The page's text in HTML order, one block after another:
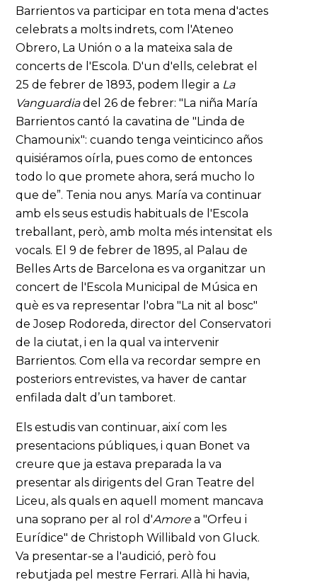
Barrientos va participar en tota mena d'actes
celebrats a molts indrets, com l'Ateneo
Obrero, La Unión o a la mateixa sala de
concerts de l'Escola. D'un d'ells, celebrat el
25 de febrer de 1893, podem llegir a La
Vanguardiadel 26 de febrer: "La niña María
Barrientos cantó la cavatina de "Linda de
Chamounix": cuando tenga veinticinco años
quisiéramos oírla, pues como de entonces
todo lo que promete ahora, será mucho lo
que de”. Tenia nou anys. María va continuar
amb els seus estudis habituals de l'Escola
treballant, però, amb molta més intensitat els
vocals. El 9 de febrer de 1895, al Palau de
Belles Arts de Barcelona es va organitzar un
concert de l'Escola Municipal de Música en
què es va representar l'obra "La nit al bosc"
de Josep Rodoreda, director del Conservatori
de la ciutat, i en la qual va intervenir
Barrientos. Com ella va recordar sempre en
posteriors entrevistes, va haver de cantar
enfilada dalt d’un tamboret.
Els estudis van continuar, així com les
presentacions públiques, i quan Bonet va
creure que ja estava preparada la va
presentar als dirigents del Gran Teatre del
Liceu, als quals en aquell moment mancava
una soprano per al rol d'Amorea "Orfeu i
Eurídice" de Christoph Willibald von Gluck.
Va presentar-se a l'audició, però fou
rebutjada pel mestre Ferrari. Allà hi havia,